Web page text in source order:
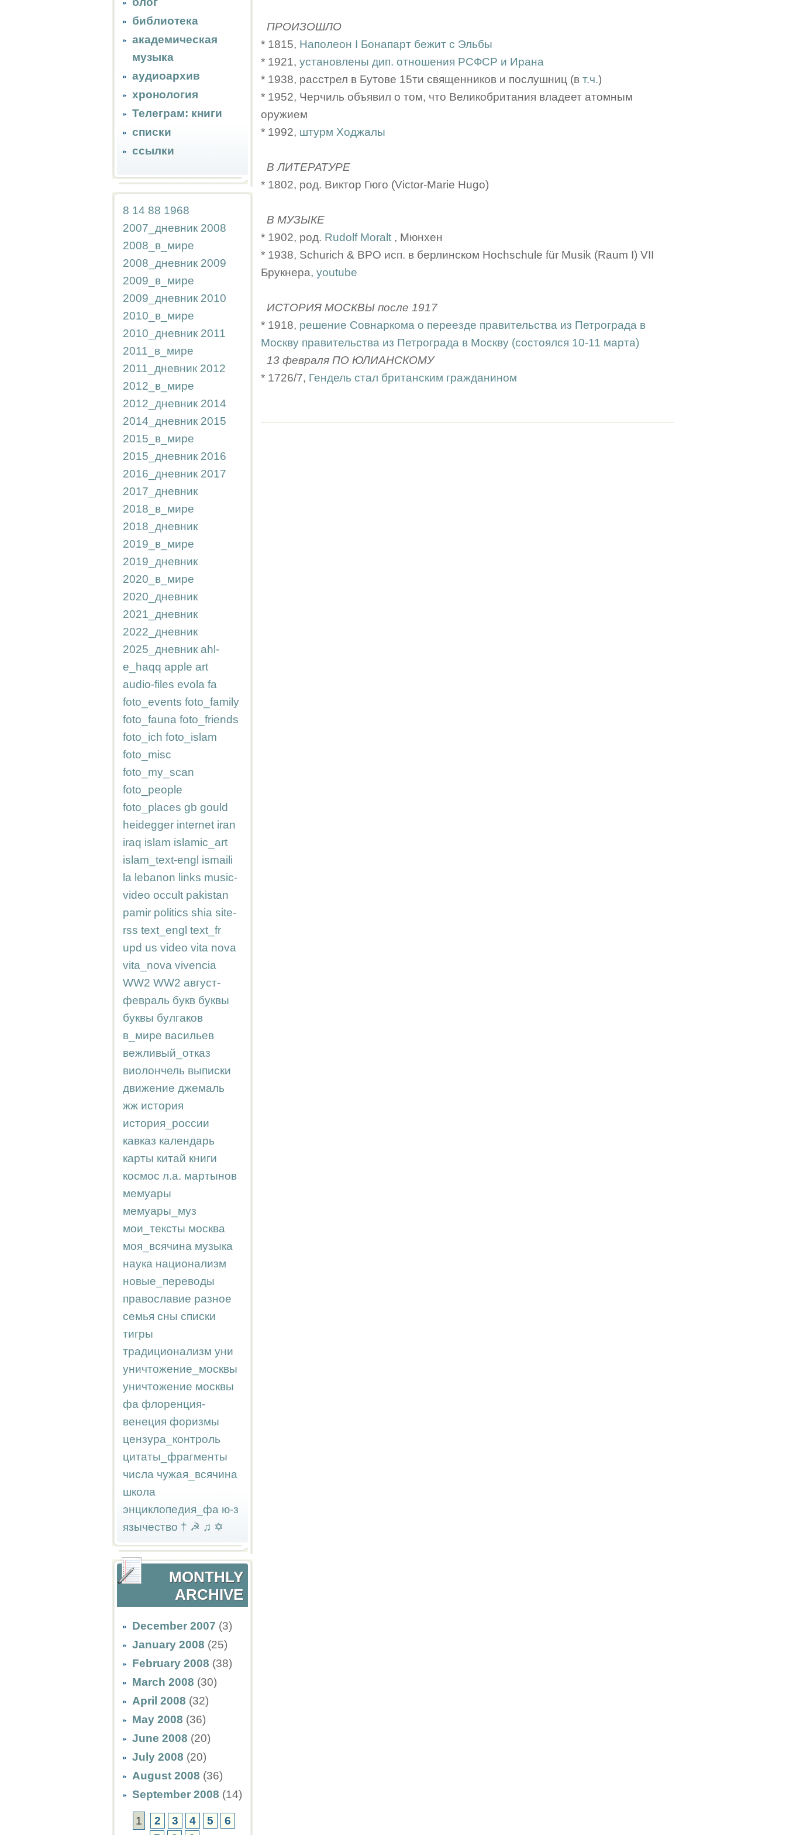
библиотека
академическая
музыка
аудиоархив
хронология
Телеграм: книги
списки
ссылки
8 14 88 1968
2007_дневник 2008
2008_в_мире
2008_дневник 2009
2009_в_мире
2009_дневник 2010
2010_в_мире
2010_дневник 2011
2011_в_мире
2011_дневник 2012
2012_в_мире
2012_дневник 2014
2014_дневник 2015
2015_в_мире
2015_дневник 2016
2016_дневник 2017
2017_дневник
2018_в_мире
2018_дневник
2019_в_мире
2019_дневник
2020_в_мире
2020_дневник
2021_дневник
2022_дневник
2025_дневник ahl-
e_haqq apple art
audio-files evola fa
foto_events foto_family
foto_fauna foto_friends
foto_ich foto_islam
foto_misc
foto_my_scan
foto_people
foto_places gb gould
heidegger internet iran
iraq islam islamic_art
islam_text-engl ismaili
la lebanon links music-
video occult pakistan
pamir politics shia site-
rss text_engl text_fr
upd us video vita nova
vita_nova vivencia
WW2 WW2 август-
февраль букв буквы
буквы булгаков
в_мире васильев
вежливый_отказ
виолончель выписки
движение джемаль
жж история
история_россии
кавказ календарь
карты китай книги
космос л.а. мартынов
мемуары
мемуары_муз
мои_тексты москва
моя_всячина музыка
наука национализм
новые_переводы
православие разное
семья сны списки
тигры
традиционализм уни
уничтожение_москвы
уничтожение москвы
фа флоренция-
венеция форизмы
цензура_контроль
цитаты_фрагменты
числа чужая_всячина
школа
энциклопедия_фа ю-з
язычество † ☭ ♫ ✡
MONTHLY
ARCHIVE
December 2007 (3)
January 2008 (25)
February 2008 (38)
March 2008 (30)
April 2008 (32)
May 2008 (36)
June 2008 (20)
July 2008 (20)
August 2008 (36)
September 2008 (14)
1 2 3 4 5
6
ПРОИЗОШЛО
* 1815, Наполеон I Бонапарт бежит с Эльбы
* 1921, установлены дип. отношения РСФСР и Ирана
* 1938, расстрел в Бутове 15ти священников и послушниц (в т.ч.)
* 1952, Черчиль объявил о том, что Великобритания владеет атомным
оружием
* 1992, штурм Ходжалы
В ЛИТЕРАТУРЕ
* 1802, род. Виктор Гюго (Victor-Marie Hugo)
В МУЗЫКЕ
* 1902, род. Rudolf Moralt , Мюнхен
* 1938, Schurich & BPO исп. в берлинском Hochschule für Musik (Raum I) VII
Брукнера, youtube
ИСТОРИЯ МОСКВЫ после 1917
* 1918, решение Совнаркома о переезде правительства из Петрограда в
Москву правительства из Петрограда в Москву (состоялся 10-11 марта)
13 февраля ПО ЮЛИАНСКОМУ
* 1726/7, Гендель стал британским гражданином